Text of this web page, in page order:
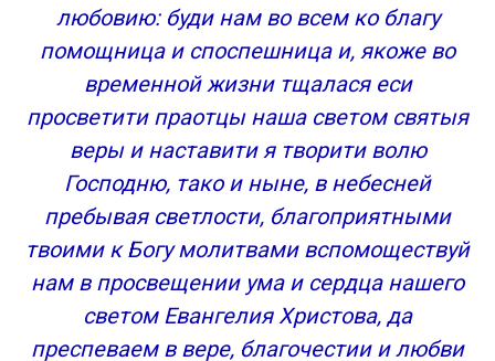
любовию: буди нам во всем ко благу
помощница и споспешница и, якоже во
временной жизни тщалася еси
просветити праотцы наша светом святыя
веры и наставити я творити волю
Господню, тако и ныне, в небесней
пребывая светлости, благоприятными
твоими к Богу молитвами вспомоществуй
нам в просвещении ума и сердца нашего
светом Евангелия Христова, да
преспеваем в вере, благочестии и любви